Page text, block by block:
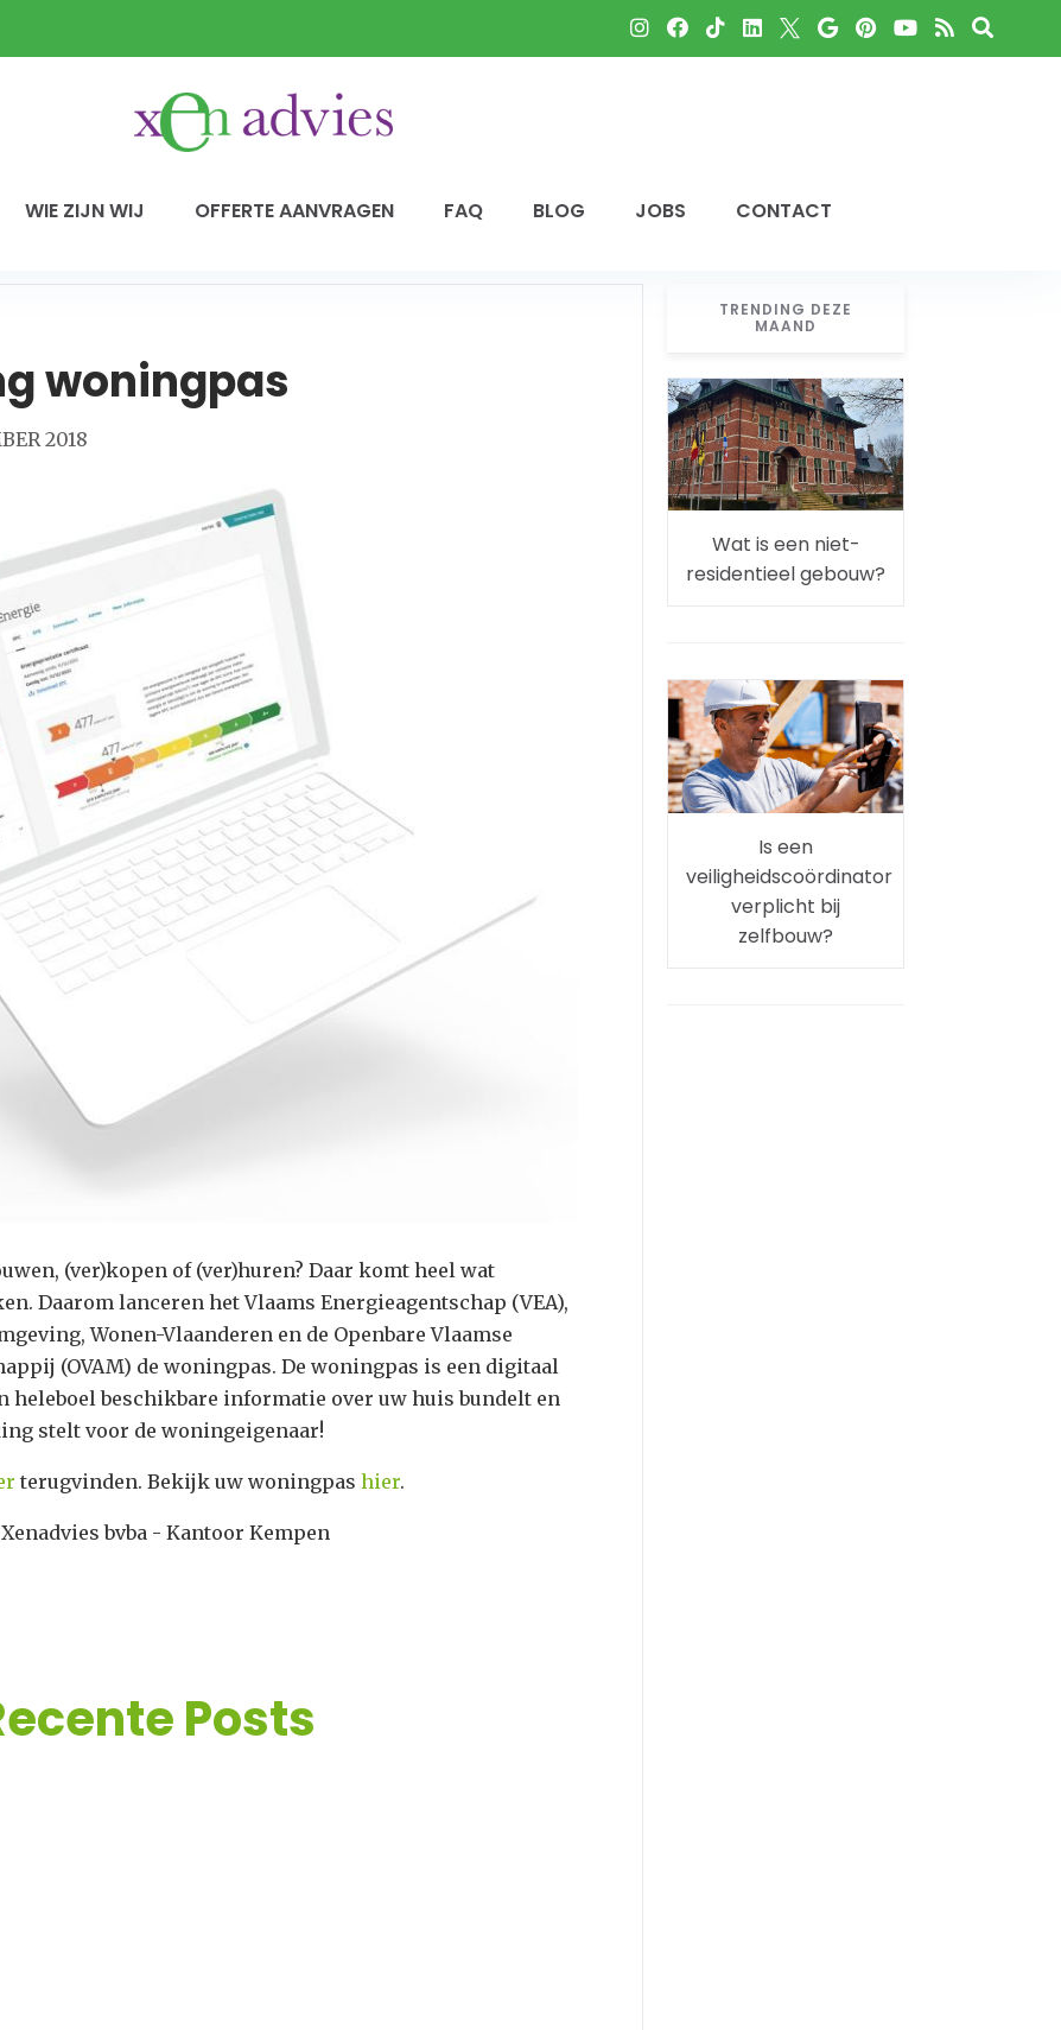
WIE ZIJN WIJ OFFERTE AANVRAGEN FAQ BLOG JOBS CONTACT
woningpas
2018
(ver)kopen of (ver)huren? Daar komt heel wat
Daarom lanceren het Vlaams Energieagentschap (VEA),
Wonen-Vlaanderen en de Openbare Vlaamse
(OVAM) de woningpas. De woningpas is een digitaal
heleboel beschikbare informatie over uw huis bundelt en
stelt voor de woningeigenaar!
terugvinden. Bekijk uw woningpas hier.
bvba - Kantoor Kempen
Posts
TRENDING DEZE
MAAND
Wat is een niet-
residentieel gebouw?
Is een
veiligheidscoördinator
verplicht bij
zelfbouw?